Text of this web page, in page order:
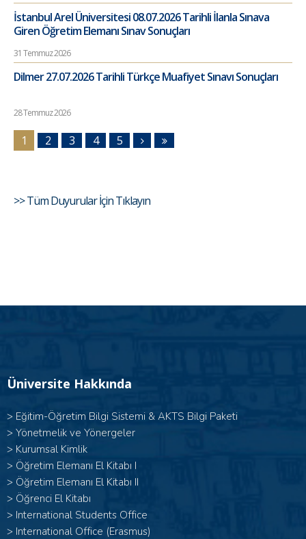
İstanbul Arel Üniversitesi 08.07.2026 Tarihli İlanla Sınava
Giren Öğretim Elemanı Sınav Sonuçları
31 Temmuz 2026
Dilmer 27.07.2026 Tarihli Türkçe Muafiyet Sınavı Sonuçları
28 Temmuz 2026
1 2 3 4 5
>> Tüm Duyurular İçin Tıklayın
Üniversite Hakkında
> Eğitim-Öğretim Bilgi Sistemi & AKTS Bilgi Paketi
> Yönetmelik ve Yönergeler
> Kurumsal Kimlik
> Öğretim Elemanı El Kitabı I
> Öğretim Elemanı El Kitabı II
> Öğrenci El Kitabı
> International Students Office
> International Office (Erasmus)